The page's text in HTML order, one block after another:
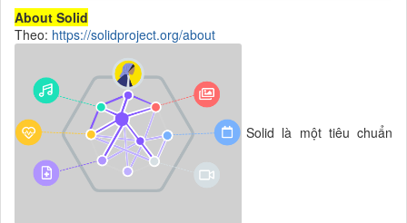
About Solid
Theo: https://solidproject.org/about
Solid là một tiêu chuẩn